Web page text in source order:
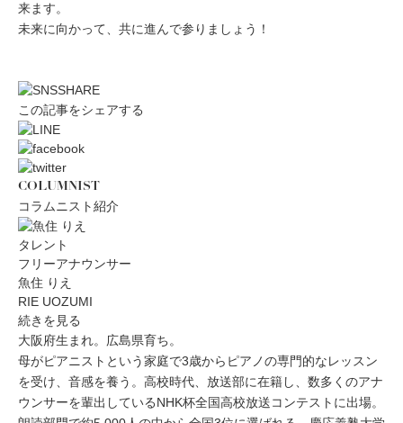
来ます。
未来に向かって、共に進んで参りましょう！
この記事をシェアする
COLUMNIST
コラムニスト紹介
タレント
フリーアナウンサー
魚住 りえ
RIE UOZUMI
続きを見る
大阪府生まれ。広島県育ち。
母がピアニストという家庭で3歳からピアノの専門的なレッスン
を受け、音感を養う。高校時代、放送部に在籍し、数多くのアナ
ウンサーを輩出しているNHK杯全国高校放送コンテストに出場。